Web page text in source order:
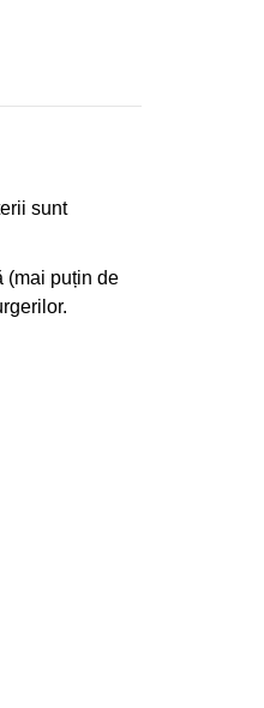
sunt
(mai puțin de